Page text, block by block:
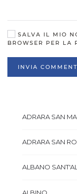
SALVA IL MIO
BROWSER PER LA
INVIA
ADRARA SAN
ADRARA SAN
ALBANO
ALBINO